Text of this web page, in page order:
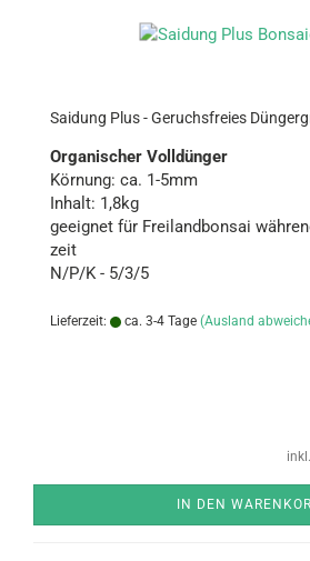
Sai­dung Plus - Ge­ruchs­frei­es
Or­ga­ni­scher Voll­dün­ger
Kör­nung: ca. 1-5mm
In­halt: 1,8kg
ge­eig­net für Frei­land­bon­sai
zeit
N/P/K - 5/3/5
Lieferzeit: ca. 3-4 Tage (Ausland
IN DEN